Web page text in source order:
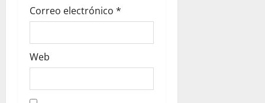
Correo electrónico *
Web